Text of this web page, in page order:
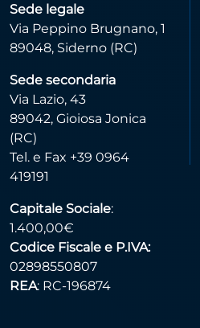
Sede legale
Via Peppino Brugnano, 1
89048, Siderno (RC)
Sede secondaria
Via Lazio, 43
89042, Gioiosa Jonica
(RC)
Tel. e Fax +39 0964
419191
Capitale Sociale:
1.400,00€
Codice Fiscale e P.IVA:
02898550807
REA: RC-196874